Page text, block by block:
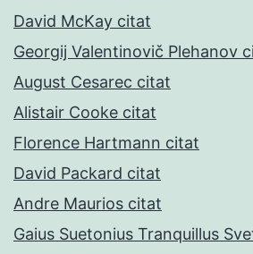
David McKay citat
Georgij Valentinovič Plehanov
August Cesarec citat
Alistair Cooke citat
Florence Hartmann citat
David Packard citat
Andre Maurios citat
Gaius Suetonius Tranquillus